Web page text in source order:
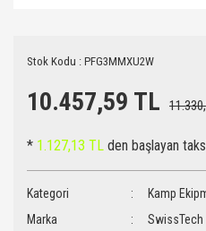
Stok Kodu : PFG3MMXU2W
10.457,59 TL
* 1.127,13 TL den başlayan
Kategori Kamp
Marka
SwissTech